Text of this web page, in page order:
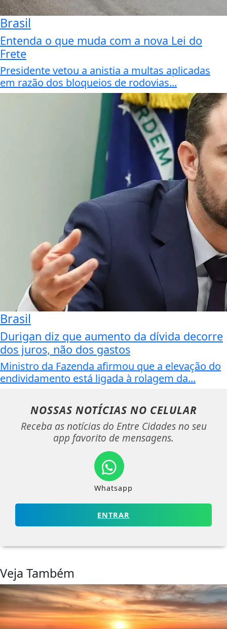
Brasil
Entenda o que muda com a nova Lei do
Frete
Presidente vetou a anistia a multas aplicadas
em razão dos bloqueios de rodovias...
Brasil
Durigan diz que aumento da dívida decorre
dos juros, não dos gastos
Ministro da Fazenda afirmou que a elevação do
endividamento está ligada à rolagem da...
NOSSAS NOTÍCIAS NO CELULAR
Receba as notícias do Entre Cidades no seu
app favorito de mensagens.
Whatsapp
ENTRAR
Veja Também